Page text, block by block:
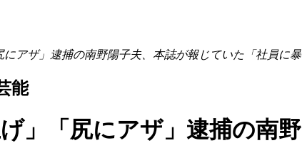
にアザ」逮捕の南野陽子夫、本誌が報じていた「社員に
能
げ」「尻にアザ」逮捕の南